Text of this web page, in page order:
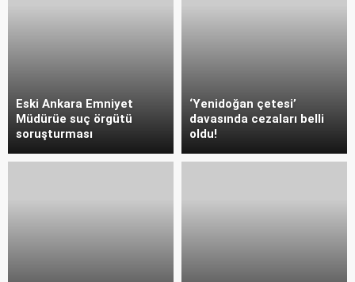
Eski Ankara Emniyet
Müdürüe suç örgütü
soruşturması
‘Yenidoğan çetesi’
davasında cezaları belli
oldu!